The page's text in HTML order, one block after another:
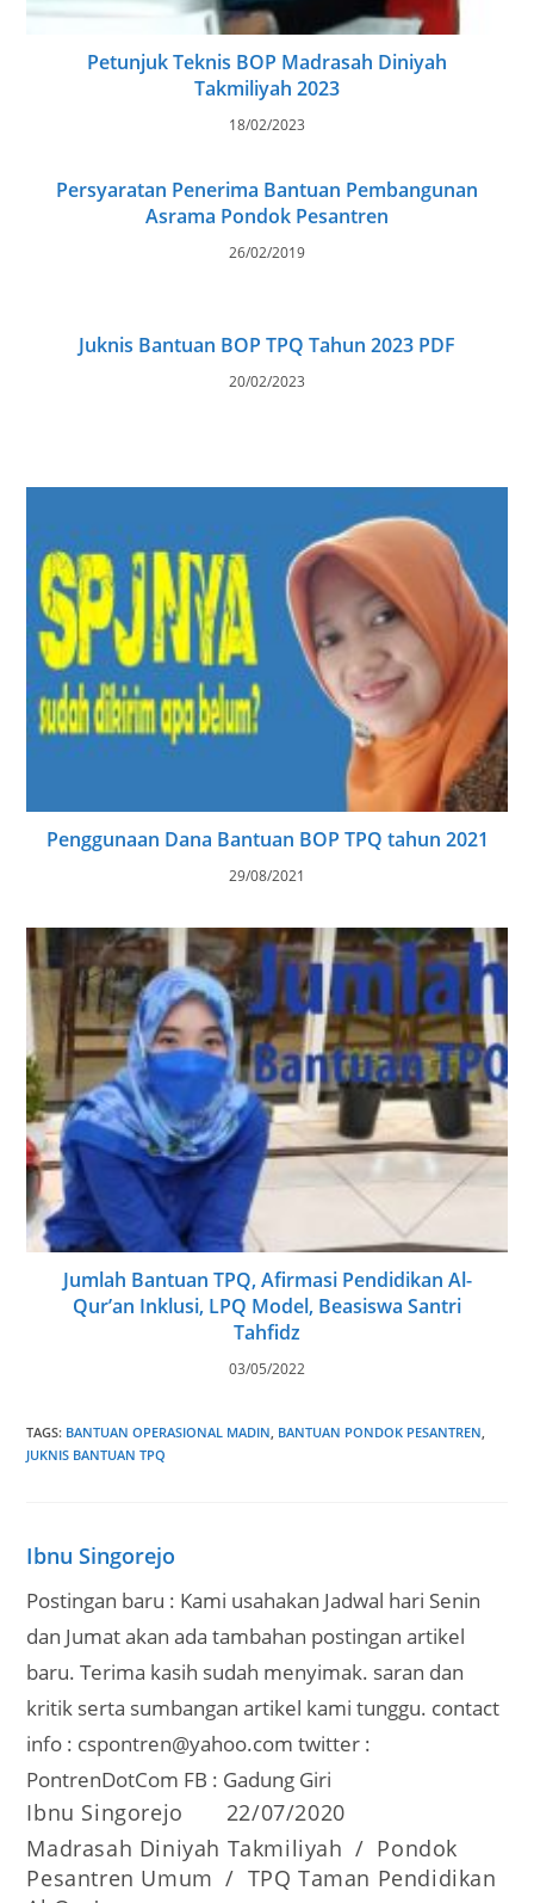
Petunjuk Teknis BOP Madrasah Diniyah
Takmiliyah 2023
18/02/2023
Persyaratan Penerima Bantuan Pembangunan
Asrama Pondok Pesantren
26/02/2019
Juknis Bantuan BOP TPQ Tahun 2023 PDF
20/02/2023
Penggunaan Dana Bantuan BOP TPQ tahun 2021
29/08/2021
Jumlah Bantuan TPQ, Afirmasi Pendidikan Al-
Qur’an Inklusi, LPQ Model, Beasiswa Santri
Tahfidz
03/05/2022
TAGS: BANTUAN OPERASIONAL MADIN BANTUAN PONDOK PESANTREN
JUKNIS BANTUAN TPQ
Ibnu Singorejo
Postingan baru : Kami usahakan Jadwal hari Senin
dan Jumat akan ada tambahan postingan artikel
baru. Terima kasih sudah menyimak. saran dan
kritik serta sumbangan artikel kami tunggu. contact
info : cspontren@yahoo.com twitter :
PontrenDotCom FB : Gadung Giri
Post
Ibnu Singorejo
Post
22/07/2020
Post
category:
Madrasah Diniyah Takmiliyah / Pondok
Pesantren Umum / TPQ Taman Pendidikan